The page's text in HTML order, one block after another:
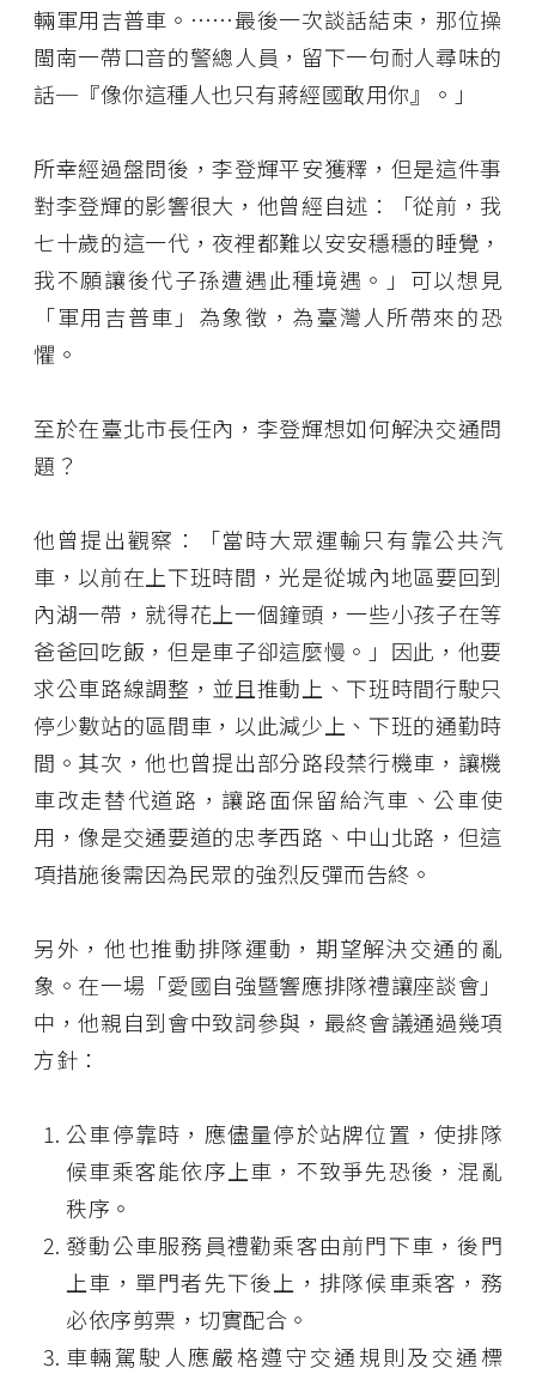
輛軍用吉普車。⋯⋯最後一次談話結束，那位操
閩南一帶口音的警總人員，留下一句耐人尋味的
話─『像你這種人也只有蔣經國敢用你』。」
所幸經過盤問後，李登輝平安獲釋，但是這件事
對李登輝的影響很大，他曾經自述：「從前，我
七十歲的這一代，夜裡都難以安安穩穩的睡覺，
我不願讓後代子孫遭遇此種境遇。」可以想見
「軍用吉普車」為象徵，為臺灣人所帶來的恐
懼。
至於在臺北市長任內，李登輝想如何解決交通問
題？
他曾提出觀察：「當時大眾運輸只有靠公共汽
車，以前在上下班時間，光是從城內地區要回到
內湖一帶，就得花上一個鐘頭，一些小孩子在等
爸爸回吃飯，但是車子卻這麼慢。」因此，他要
求公車路線調整，並且推動上、下班時間行駛只
停少數站的區間車，以此減少上、下班的通勤時
間。其次，他也曾提出部分路段禁行機車，讓機
車改走替代道路，讓路面保留給汽車、公車使
用，像是交通要道的忠孝西路、中山北路，但這
項措施後需因為民眾的強烈反彈而告終。
另外，他也推動排隊運動，期望解決交通的亂
象。在一場「愛國自強暨響應排隊禮讓座談會」
中，他親自到會中致詞參與，最終會議通過幾項
方針：
公車停靠時，應儘量停於站牌位置，使排隊
候車乘客能依序上車，不致爭先恐後，混亂
秩序。
發動公車服務員禮勸乘客由前門下車，後門
上車，單門者先下後上，排隊候車乘客，務
必依序剪票，切實配合。
車輛駕駛人應嚴格遵守交通規則及交通標